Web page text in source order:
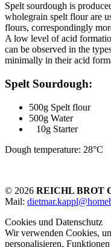
Spelt sourdough is
wholegrain spelt flour are
flours, correspondingly
A low level of acid
can be observed in the
minimally in their acid
Spelt Sourdough:
500g Spelt flour
500g Water
10g Starter
Dough temperature:
© 2026 REICHL BROT
Mail:
Cookies und Datenschutz
Wir verwenden Cookies,
personalisieren,